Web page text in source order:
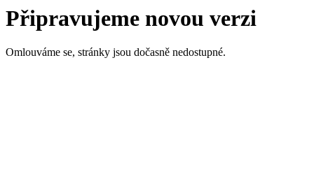
Připravujeme novou verzi
Omlouváme se, stránky jsou dočasně nedostupné.